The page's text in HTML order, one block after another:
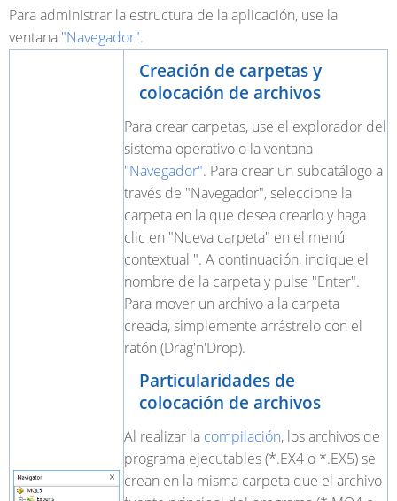
Para administrar la estructura de la aplicación, use la
ventana "Navegador".
Creación de carpetas y
colocación de archivos
Para crear carpetas, use el explorador del
sistema operativo o la ventana
"Navegador". Para crear un subcatálogo a
través de "Navegador", seleccione la
carpeta en la que desea crearlo y haga
clic en "Nueva carpeta" en el menú
contextual ". A continuación, indique el
nombre de la carpeta y pulse "Enter".
Para mover un archivo a la carpeta
creada, simplemente arrástrelo con el
ratón (Drag'n'Drop).
Particularidades de
colocación de archivos
Al realizar la compilación, los archivos de
programa ejecutables (*.EX4 o *.EX5) se
crean en la misma carpeta que el archivo